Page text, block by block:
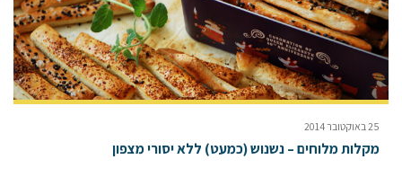
25 באוקטובר 2014
מקלות מלוחים – נשנוש (כמעט) ללא יסורי מצפון